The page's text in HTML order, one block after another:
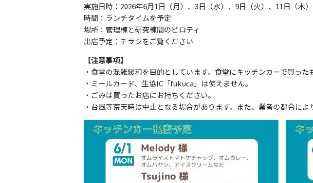
実施日時： 2026年6月1日（月）、 3日（水）、 9日（火）、 11日（木）
時間：ランチタイムを予定
場所：管理棟と研究棟間のピロティ
出店予定：チラシをご覧ください
【注意事項】
・食堂の混雑緩和を目的としています。食堂にキッチンカーで買っ
・ミールカード、生協IC 「fukuca 」は使えません。
・ごみは買ったお店にお持ちください。
・ 台風等荒天時は中止となる場合があります。また、 業者の都合によ